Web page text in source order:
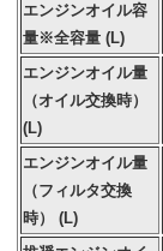
エンジンオイル容
量※全容量 (L)
エンジンオイル量
（オイル交換時）
(L)
エンジンオイル量
（フィルタ交換
時） (L)